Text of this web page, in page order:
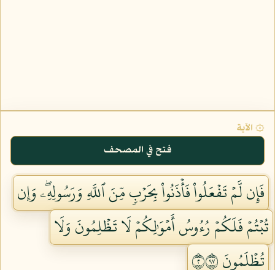
۞ الآية
فتح في المصحف
فَإِن لَّمۡ تَفۡعَلُواْ فَأۡذَنُواْ بِحَرۡبٖ مِّنَ ٱللَّهِ وَرَسُولِهِۦۖ وَإِن
تُبۡتُمۡ فَلَكُمۡ رُءُوسُ أَمۡوَٰلِكُمۡ لَا تَظۡلِمُونَ وَلَا
تُظۡلَمُونَ ٢٧٩